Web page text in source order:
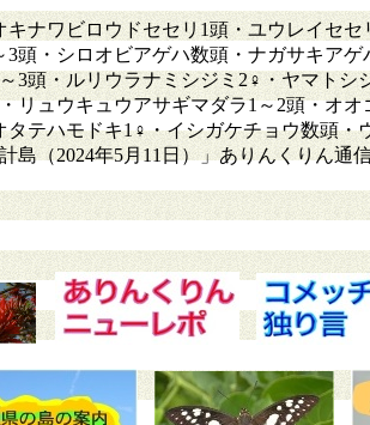
ワビロウドセセリ1頭・ユウレイセセ
頭・シロオビアゲハ数頭・ナガサキア
3頭・ルリウラナミシジミ2♀・ヤマトシ
リュウキュウアサギマダラ1～2頭・オ
テハモドキ1♀・イシガケチョウ数頭・
（2024年5月11日）」ありんくりん通